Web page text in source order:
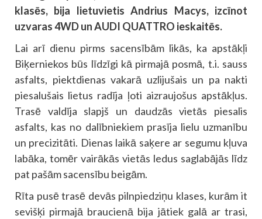
klasēs, bija lietuvietis Andrius Macys, izcīnot
uzvaras 4WD un AUDI QUATTRO ieskaitēs.
Lai arī dienu pirms sacensībām likās, ka apstākļi
Biķerniekos būs līdzīgi kā pirmajā posmā, t.i. sauss
asfalts, piektdienas vakarā uzlijušais un pa nakti
piesalušais lietus radīja ļoti aizraujošus apstākļus.
Trasē valdīja slapjš un daudzās vietās piesalis
asfalts, kas no dalībniekiem prasīja lielu uzmanību
un precizitāti. Dienas laikā saķere ar segumu kļuva
labāka, tomēr vairākās vietās ledus saglabājās līdz
pat pašām sacensību beigām.
Rīta pusē trasē devās pilnpiedziņu klases, kurām it
sevišķi pirmajā braucienā bija jātiek galā ar trasi,